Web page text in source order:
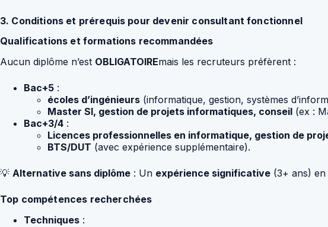
3. Conditions et prérequis pour devenir consultant fonctionnel
Qualifications et formations recommandées
Aucun diplôme n’est OBLIGATOIREmais les recruteurs préfèrent :
Bac+5 :
écoles d’ingénieurs (informatique, gestion, systèmes
Master SI, gestion de projets informatiques, conseil (ex :
Bac+3/4 :
Licences professionnelles en informatique, gestion de
BTS/DUT (avec expérience supplémentaire).
💡 Alternative sans diplôme : Un expérience significative (3+ ans)
Top compétences recherchées
Techniques :